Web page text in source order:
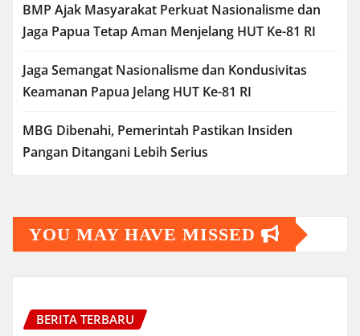
BMP Ajak Masyarakat Perkuat Nasionalisme dan
Jaga Papua Tetap Aman Menjelang HUT Ke-81 RI
Jaga Semangat Nasionalisme dan Kondusivitas
Keamanan Papua Jelang HUT Ke-81 RI
MBG Dibenahi, Pemerintah Pastikan Insiden
Pangan Ditangani Lebih Serius
YOU MAY HAVE MISSED
BERITA TERBARU